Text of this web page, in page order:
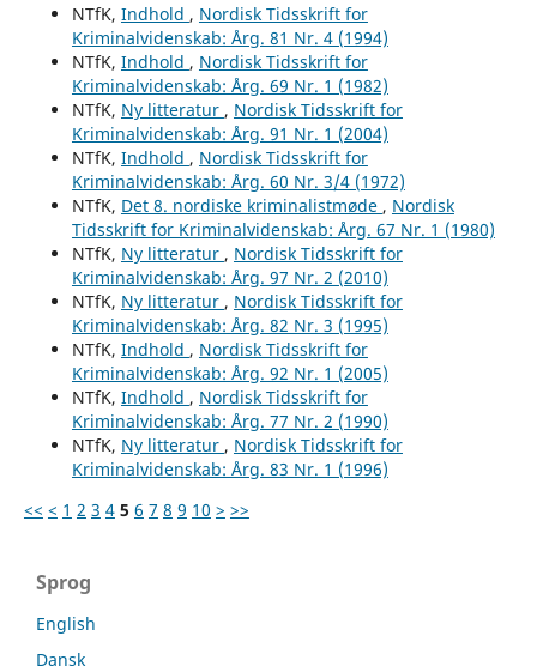
NTfK, Indhold , Nordisk Tidsskrift for
Kriminalvidenskab: Årg. 81 Nr. 4 (1994)
NTfK, Indhold , Nordisk Tidsskrift for
Kriminalvidenskab: Årg. 69 Nr. 1 (1982)
NTfK, Ny litteratur , Nordisk Tidsskrift for
Kriminalvidenskab: Årg. 91 Nr. 1 (2004)
NTfK, Indhold , Nordisk Tidsskrift for
Kriminalvidenskab: Årg. 60 Nr. 3/4 (1972)
NTfK, Det 8. nordiske kriminalistmøde , Nordisk
Tidsskrift for Kriminalvidenskab: Årg. 67 Nr. 1 (1980)
NTfK, Ny litteratur , Nordisk Tidsskrift for
Kriminalvidenskab: Årg. 97 Nr. 2 (2010)
NTfK, Ny litteratur , Nordisk Tidsskrift for
Kriminalvidenskab: Årg. 82 Nr. 3 (1995)
NTfK, Indhold , Nordisk Tidsskrift for
Kriminalvidenskab: Årg. 92 Nr. 1 (2005)
NTfK, Indhold , Nordisk Tidsskrift for
Kriminalvidenskab: Årg. 77 Nr. 2 (1990)
NTfK, Ny litteratur , Nordisk Tidsskrift for
Kriminalvidenskab: Årg. 83 Nr. 1 (1996)
<< < 1 2 3 4 5 6 7 8 9 10 > >>
Sprog
English
Dansk